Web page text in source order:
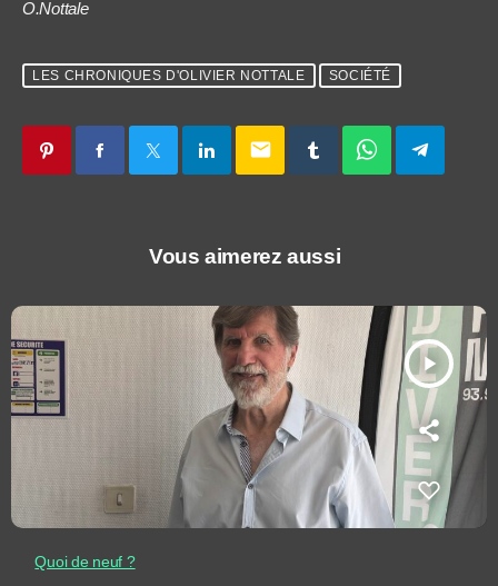
O.Nottale
LES CHRONIQUES D'OLIVIER NOTTALE SOCIÉTÉ
email
Vous aimerez aussi
play_arrow
Quoi de neuf ?